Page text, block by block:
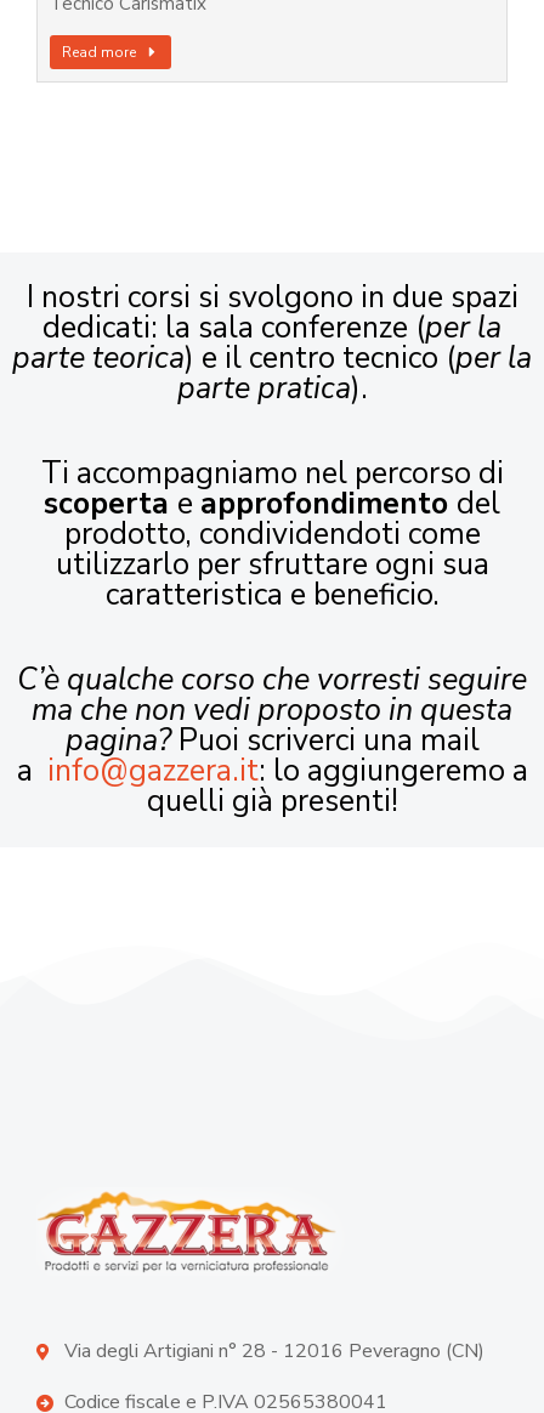
Read more
I nostri corsi si svolgono in due spazi
dedicati: la sala conferenze (per la
parte teorica) e il centro tecnico (per la
parte pratica).
Ti accompagniamo nel percorso di
scoperta e approfondimento del
prodotto, condividendoti come
utilizzarlo per sfruttare ogni sua
caratteristica e beneficio.
C’è qualche corso che vorresti seguire
ma che non vedi proposto in questa
pagina?Puoi scriverci una mail
a info@gazzera.it: lo aggiungeremo a
quelli già presenti!
Via degli Artigiani n° 28 - 12016 Peveragno (CN)
Codice fiscale e P.IVA 02565380041